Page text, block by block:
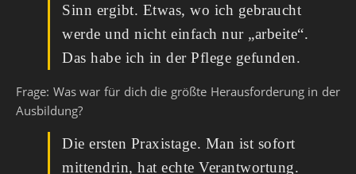
Sinn ergibt. Etwas, wo ich gebraucht
werde und nicht einfach nur „arbeite“.
Das habe ich in der Pflege gefunden.
Frage: Was war für dich die größte Herausforderung in der
Ausbildung?
Die ersten Praxistage. Man ist sofort
mittendrin, hat echte Verantwortung.